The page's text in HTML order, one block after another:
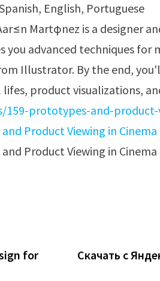
English, Portuguese
Martφnez is a designer
you advanced techniques
Illustrator. By the end,
product visualizations,
prototypes-and-
for
Скачать с